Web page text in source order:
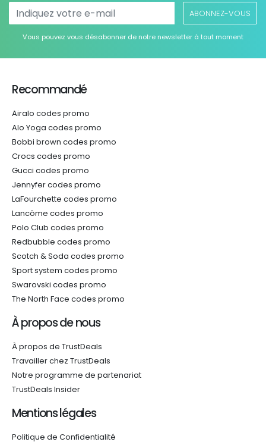
ABONNEZ-VOUS
Vous pouvez vous désabonner de notre newsletter à tout moment
Recommandé
Airalo codes promo
Alo Yoga codes promo
Bobbi brown codes promo
Crocs codes promo
Gucci codes promo
Jennyfer codes promo
LaFourchette codes promo
Lancôme codes promo
Polo Club codes promo
Redbubble codes promo
Scotch & Soda codes promo
Sport system codes promo
Swarovski codes promo
The North Face codes promo
À propos de nous
À propos de TrustDeals
Travailler chez TrustDeals
Notre programme de partenariat
TrustDeals Insider
Mentions légales
Politique de Confidentialité